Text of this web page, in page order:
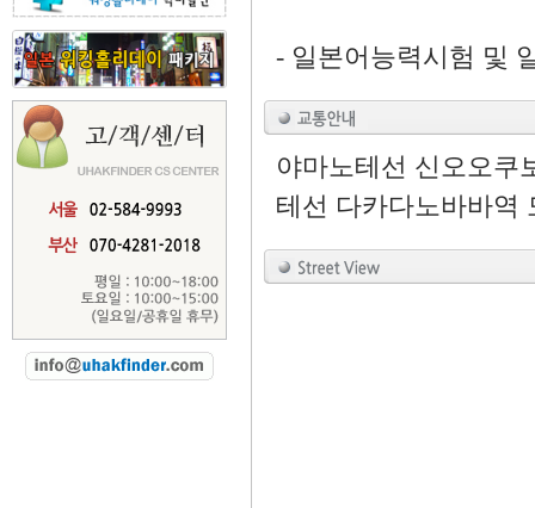
- 일본어능력시험 및
야마노테선 신오오쿠
테선 다카다노바바역